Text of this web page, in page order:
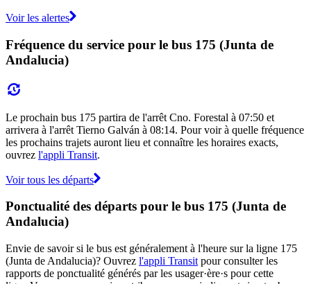
Voir les alertes
Fréquence du service pour le bus 175 (Junta de
Andalucia)
Le prochain bus 175 partira de l'arrêt Cno. Forestal à 07:50 et
arrivera à l'arrêt Tierno Galván à 08:14. Pour voir à quelle fréquence
les prochains trajets auront lieu et connaître les horaires exacts,
ouvrez l'appli Transit.
Voir tous les départs
Ponctualité des départs pour le bus 175 (Junta de
Andalucia)
Envie de savoir si le bus est généralement à l'heure sur la ligne 175
(Junta de Andalucia)? Ouvrez l'appli Transit pour consulter les
rapports de ponctualité générés par les usager·ère·s pour cette